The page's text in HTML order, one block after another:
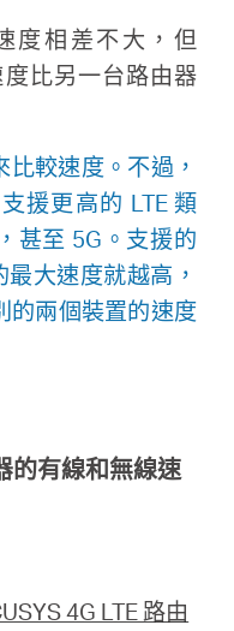
度相差不大，但
比另一台路由器
較速度。不過，
援更高的 LTE 類
甚至 5G。支援的
大速度就越高，
的兩個裝置的速度
的有線和無線速
4G LTE 路由